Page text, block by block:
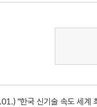
"한국 신기술 속도 세계